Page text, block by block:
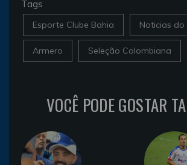
Tags
Esporte Clube Bahia Noticias do
Armero Seleção Colombiana
VOCÊ PODE GOSTAR